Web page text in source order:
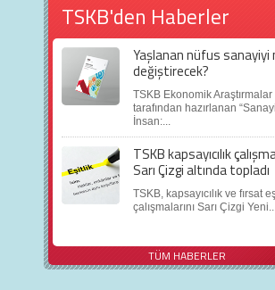
TSKB'den Haberler
Yaşlanan nüfus sanayiyi
değiştirecek?
TSKB Ekonomik Araştırmalar
tarafından hazırlanan
İnsan:...
TSKB kapsayıcılık
Sarı Çizgi altında topladı
TSKB, kapsayıcılık ve fırsat
çalışmalarını Sarı Çizgi
TÜM HABERLER